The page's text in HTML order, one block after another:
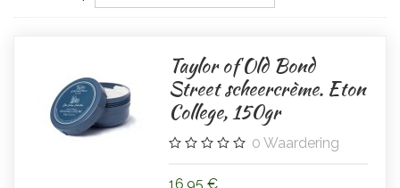
Taylor of Old Bond
Street scheercrème. Eton
College, 150gr
0 Waardering
16,95 €